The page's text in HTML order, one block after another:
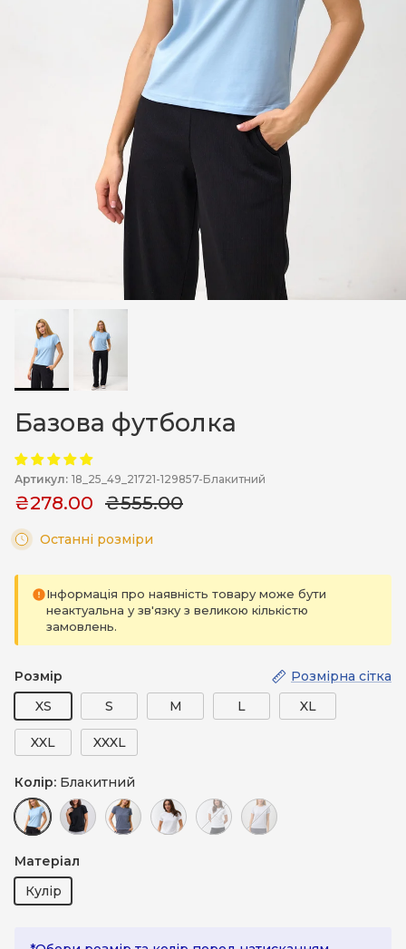
Базова футболка
Артикул: 18_25_49_21721-129857-Блакитний
₴278.00 ₴555.00
Останні розміри
Інформація про наявність товару може бути
неактуальна у зв'язку з великою кількістю
замовлень.
Розмір
Розмірна сітка
XS
S M L XL
XXL XXXL
Колір: Блакитний
Матеріал
Кулір